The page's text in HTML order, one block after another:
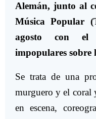
Alemán, junto al
Música Popular
agosto con el
impopulares sobre
Se trata de una
murguero y el coral
en escena,